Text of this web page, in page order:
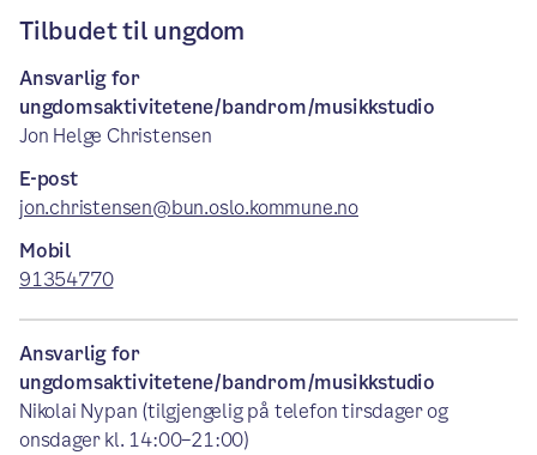
Tilbudet til ungdom
Ansvarlig for
ungdomsaktivitetene/bandrom/musikkstudio
Jon Helge Christensen
E-post
jon.christensen@bun.oslo.kommune.no
Mobil
91354770
Ansvarlig for
ungdomsaktivitetene/bandrom/musikkstudio
Nikolai Nypan (tilgjengelig på telefon tirsdager og
onsdager kl. 14:00–21:00)